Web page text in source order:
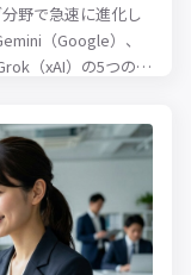
野で急速に進化し
（Google）、
（xAI）の5つのモ